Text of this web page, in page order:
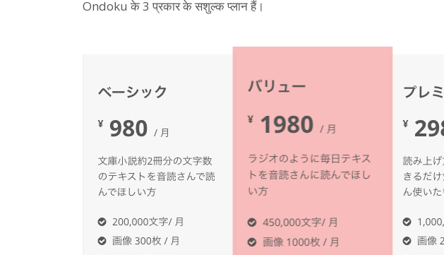
Ondoku के 3 प्रकार के सशुल्क प्लान हैं।